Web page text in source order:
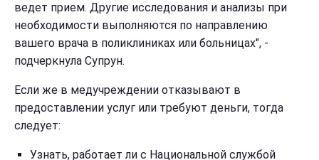
ведет прием. Другие исследования и анализы при
необходимости выполняются по направлению
вашего врача в поликлиниках или больницах", -
подчеркнула Супрун.
Если же в медучреждении отказывают в
предоставлении услуг или требуют деньги, тогда
следует:
Узнать, работает ли с Национальной службой